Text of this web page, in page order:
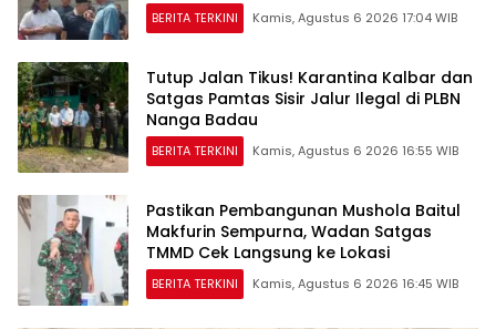
BERITA TERKINI Kamis, Agustus 6 2026 17:04 WIB
Tutup Jalan Tikus! Karantina Kalbar dan
Satgas Pamtas Sisir Jalur Ilegal di PLBN
Nanga Badau
BERITA TERKINI Kamis, Agustus 6 2026 16:55 WIB
Pastikan Pembangunan Mushola Baitul
Makfurin Sempurna, Wadan Satgas
TMMD Cek Langsung ke Lokasi
BERITA TERKINI Kamis, Agustus 6 2026 16:45 WIB